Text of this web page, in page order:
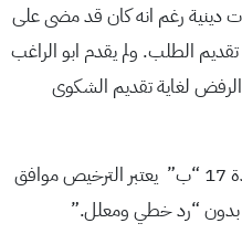
دينية رغم انه كان قد مضى على
تقديم الطلب. ولم يقدم ابو الراغب
لغاية تقديم الشكوى
وحسب قانون المطبوعات والنشر المادة 17 “ب” يعتبر الترخيص موافق
بدون “رد خطي ومعلل.”